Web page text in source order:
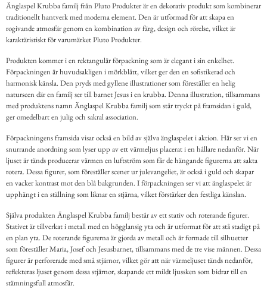
Änglaspel Krubba familj från Pluto Produkter är en dekorativ produkt som kombinerar
traditionellt hantverk med moderna element. Den är utformad för att skapa en
rogivande atmosfär genom en kombination av färg, design och rörelse, vilket är
karaktäristiskt för varumärket Pluto Produkter.
Produkten kommer i en rektangulär förpackning som är elegant i sin enkelhet.
Förpackningen är huvudsakligen i mörkblått, vilket ger den en sofistikerad och
harmonisk känsla. Den pryds med gyllene illustrationer som föreställer en helig
naturscen där en familj ser till barnet Jesus i en krubba. Denna illustration, tillsammans
med produktens namn Änglaspel Krubba familj som står tryckt på framsidan i guld,
ger omedelbart en julig och sakral association.
Förpackningens framsida visar också en bild av själva änglaspelet i aktion. Här ser vi en
snurrande anordning som lyser upp av ett värmeljus placerat i en hållare nedanför. När
ljuset är tänds producerar värmen en luftström som får de hängande figurerna att sakta
rotera. Dessa figurer, som föreställer scener ur julevangeliet, är också i guld och skapar
en vacker kontrast mot den blå bakgrunden. I förpackningen ser vi att änglaspelet är
upphängt i en ställning som liknar en stjärna, vilket förstärker den festliga känslan.
Själva produkten Änglaspel Krubba familj består av ett stativ och roterande figurer.
Stativet är tillverkat i metall med en högglansig yta och är utformat för att stå stadigt på
en plan yta. De roterande figurerna är gjorda av metall och är formade till silhuetter
som föreställer Maria, Josef och Jesusbarnet, tillsammans med de tre vise männen. Dessa
figurer är perforerade med små stjärnor, vilket gör att när värmeljuset tänds nedanför,
reflekteras ljuset genom dessa stjärnor, skapande ett mildt ljussken som bidrar till en
stämningsfull atmosfär.